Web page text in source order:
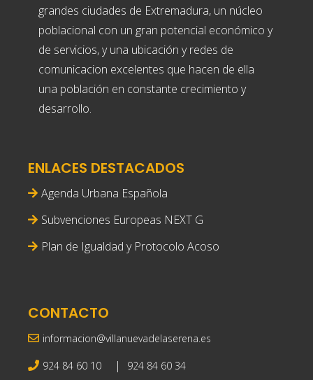
grandes ciudades de Extremadura, un núcleo
poblacional con un gran potencial económico y
de servicios, y una ubicación y redes de
comunicacion excelentes que hacen de ella
una población en constante crecimiento y
desarrollo.
ENLACES DESTACADOS
Agenda Urbana Española
Subvenciones Europeas NEXT G
Plan de Igualdad y Protocolo Acoso
CONTACTO
informacion@villanuevadelaserena.es
924 84 60 10 | 924 84 60 34